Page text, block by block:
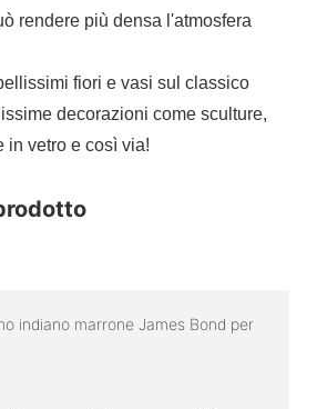
rendere più densa l'atmosfera
fiori e vasi sul classico
decorazioni come sculture,
in vetro e così via!